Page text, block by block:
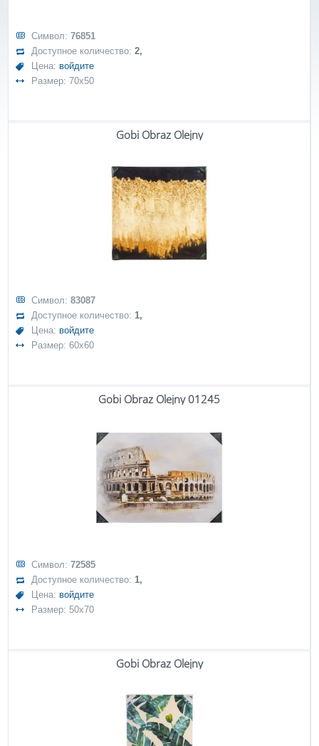
Символ:76851
Доступное количество:2,
Цена: войдите
Размер: 70x50
Gobi Obraz Olejny
Символ:83087
Доступное количество:1,
Цена: войдите
Размер: 60x60
Gobi Obraz Olejny 01245
Символ:72585
Доступное количество:1,
Цена: войдите
Размер: 50x70
Gobi Obraz Olejny